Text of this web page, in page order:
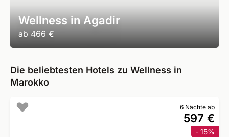
Wellness in Agadir
ab 466 €
Die beliebtesten Hotels zu Wellness in
Marokko
6 Nächte ab
597 €
- 15%